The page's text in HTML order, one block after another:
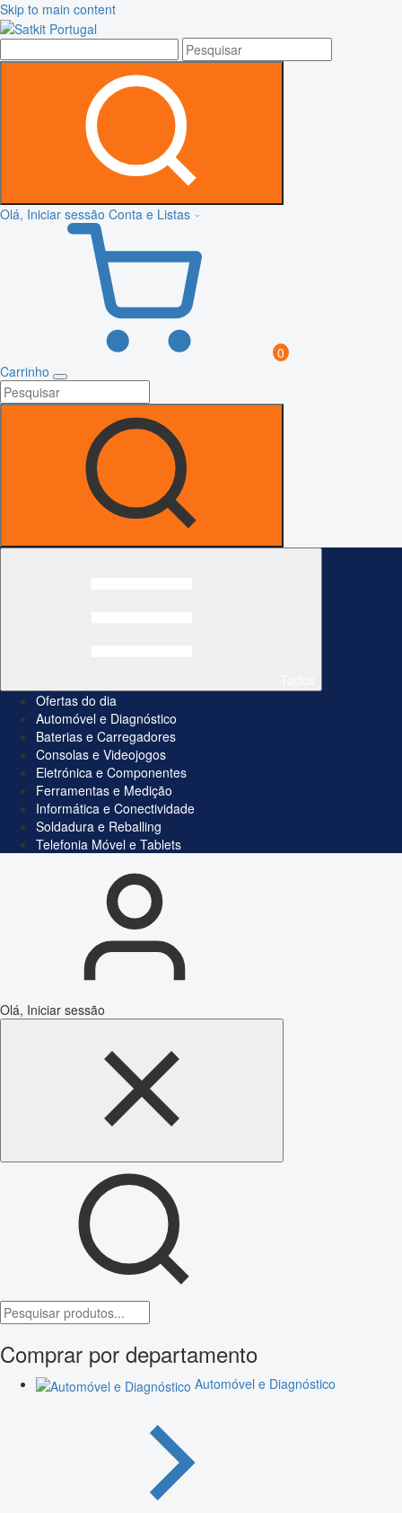
Skip to main content
Olá, Iniciar sessão Conta e Listas
0
Carrinho
Ofertas do dia
Automóvel e Diagnóstico
Baterias e Carregadores
Consolas e Videojogos
Eletrónica e Componentes
Ferramentas e Medição
Informática e Conectividade
Soldadura e Reballing
Telefonia Móvel e Tablets
Olá, Iniciar sessão
Comprar por departamento
Automóvel e Diagnóstico